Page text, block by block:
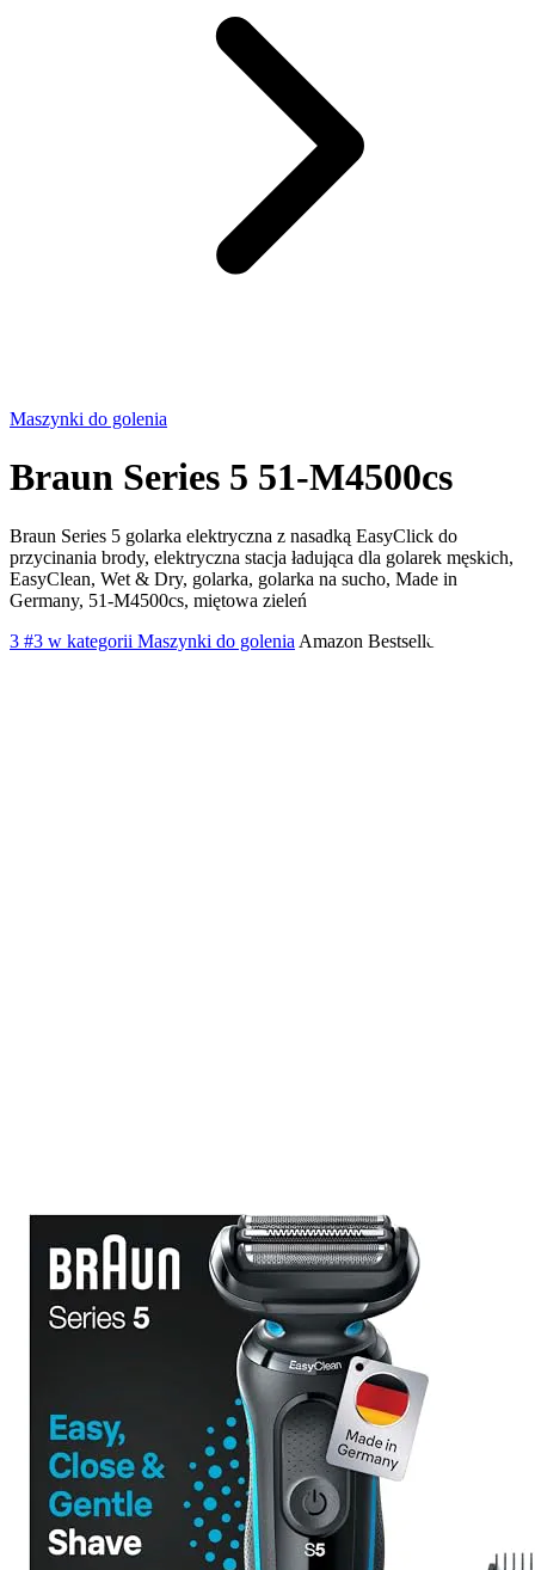
Maszynki do golenia
Braun Series 5 51-M4500cs
Braun Series 5 golarka elektryczna z nasadką EasyClick do
przycinania brody, elektryczna stacja ładująca dla golarek męskich,
EasyClean, Wet & Dry, golarka, golarka na sucho, Made in
Germany, 51-M4500cs, miętowa zieleń
3 #3 w kategorii Maszynki do golenia Amazon Bestseller